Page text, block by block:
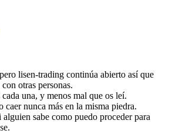
lisen-trading continúa abierto así que
otras personas.
una, y menos mal que os leí.
caer nunca más en la misma piedra.
sabe como puedo proceder para